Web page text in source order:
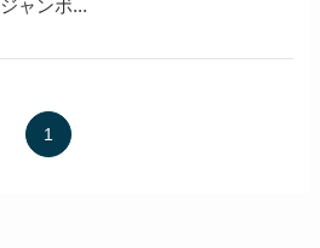
ジャンボ...
1